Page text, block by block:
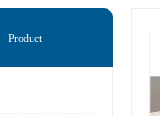
Product